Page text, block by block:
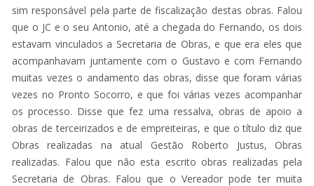
sim responsável pela parte de fiscalização destas obras. Falou
que o JC e o seu Antonio, até a chegada do Fernando, os dois
estavam vinculados a Secretaria de Obras, e que era eles que
acompanhavam juntamente com o Gustavo e com Fernando
muitas vezes o andamento das obras, disse que foram várias
vezes no Pronto Socorro, e que foi várias vezes acompanhar
os processo. Disse que fez uma ressalva, obras de apoio a
obras de terceirizados e de empreiteiras, e que o título diz que
Obras realizadas na atual Gestão Roberto Justus, Obras
realizadas. Falou que não esta escrito obras realizadas pela
Secretaria de Obras. Falou que o Vereador pode ter muita